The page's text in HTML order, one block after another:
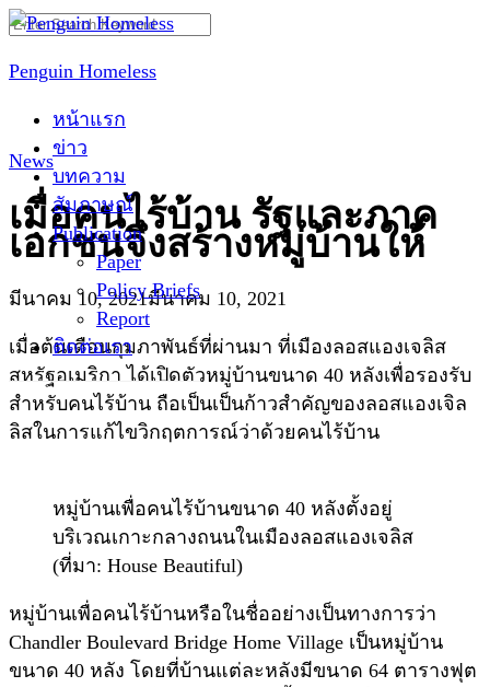
Skip
content
Penguin Homeless
หน้าแรก
ข่าว
บทความ
สัมภาษณ์
Publication
Paper
Policy Briefs
Report
ติดต่อเรา
Search
News
เมื่อคนไร้บ้าน รัฐและภาค
เอกชนจึงสร้างหมู่บ้านให้
มีนาคม 10, 2021มีนาคม 10, 2021
เมื่อต้นเดือนกุมภาพันธ์ที่ผ่านมา ที่เมืองลอสแองเจลิส
สหรัฐอเมริกา ได้เปิดตัวหมู่บ้านขนาด 40 หลังเพื่อรองรับ
สำหรับคนไร้บ้าน ถือเป็นเป็นก้าวสำคัญของลอสแองเจิล
ลิสในการแก้ไขวิกฤตการณ์ว่าด้วยคนไร้บ้าน
หมู่บ้านเพื่อคนไร้บ้านขนาด 40 หลังตั้งอยู่
บริเวณเกาะกลางถนนในเมืองลอสแองเจลิส
(ที่มา: House Beautiful)
หมู่บ้านเพื่อคนไร้บ้านหรือในชื่ออย่างเป็นทางการว่า
Chandler Boulevard Bridge Home Village เป็นหมู่บ้าน
ขนาด 40 หลัง โดยที่บ้านแต่ละหลังมีขนาด 64 ตารางฟุต